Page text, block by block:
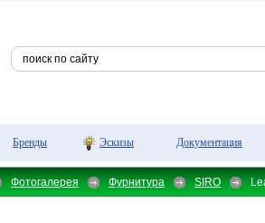
Бренды Эскизы Документация
Фотогалерея Фурнитура SIRO